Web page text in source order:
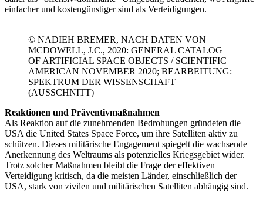
einfacher und kostengünstiger sind als Verteidigungen.
© NADIEH BREMER, NACH DATEN VON
MCDOWELL, J.C., 2020: GENERAL CATALOG
OF ARTIFICIAL SPACE OBJECTS / SCIENTIFIC
AMERICAN NOVEMBER 2020; BEARBEITUNG:
SPEKTRUM DER WISSENSCHAFT
(AUSSCHNITT)
Reaktionen und Präventivmaßnahmen
Als Reaktion auf die zunehmenden Bedrohungen gründeten die
USA die United States Space Force, um ihre Satelliten aktiv zu
schützen. Dieses militärische Engagement spiegelt die wachsende
Anerkennung des Weltraums als potenzielles Kriegsgebiet wider.
Trotz solcher Maßnahmen bleibt die Frage der effektiven
Verteidigung kritisch, da die meisten Länder, einschließlich der
USA, stark von zivilen und militärischen Satelliten abhängig sind.